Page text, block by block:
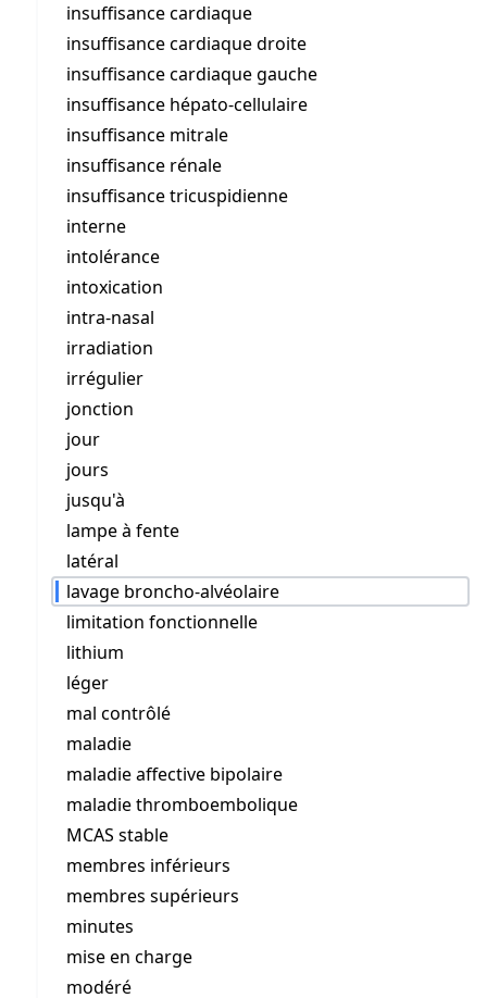
insuffisance cardiaque
insuffisance cardiaque droite
insuffisance cardiaque gauche
insuffisance hépato-cellulaire
insuffisance mitrale
insuffisance rénale
insuffisance tricuspidienne
interne
intolérance
intoxication
intra-nasal
irradiation
irrégulier
jonction
jour
jours
jusqu'à
lampe à fente
latéral
lavage broncho-alvéolaire
limitation fonctionnelle
lithium
léger
mal contrôlé
maladie
maladie affective bipolaire
maladie thromboembolique
MCAS stable
membres inférieurs
membres supérieurs
minutes
mise en charge
modéré